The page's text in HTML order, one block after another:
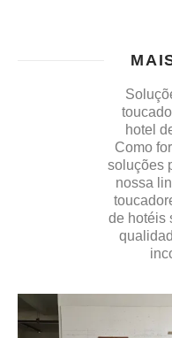
hotel
Como
soluções
nossa
de hotéis